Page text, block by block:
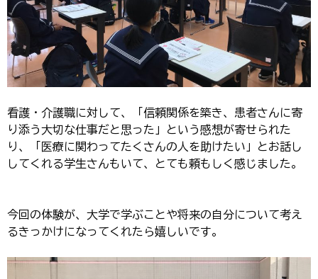
看護・介護職に対して、「信頼関係を築き、患者さんに寄
り添う大切な仕事だと思った」という感想が寄せられた
り、「医療に関わってたくさんの人を助けたい」とお話し
してくれる学生さんもいて、とても頼もしく感じました。
今回の体験が、大学で学ぶことや将来の自分について考え
るきっかけになってくれたら嬉しいです。